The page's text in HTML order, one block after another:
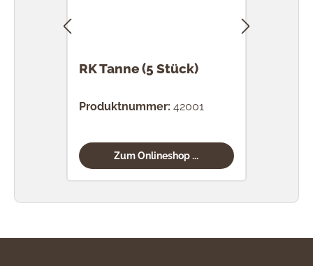
RK Tanne (5 Stück)
Produktnummer: 42001
Zum Onlineshop ...